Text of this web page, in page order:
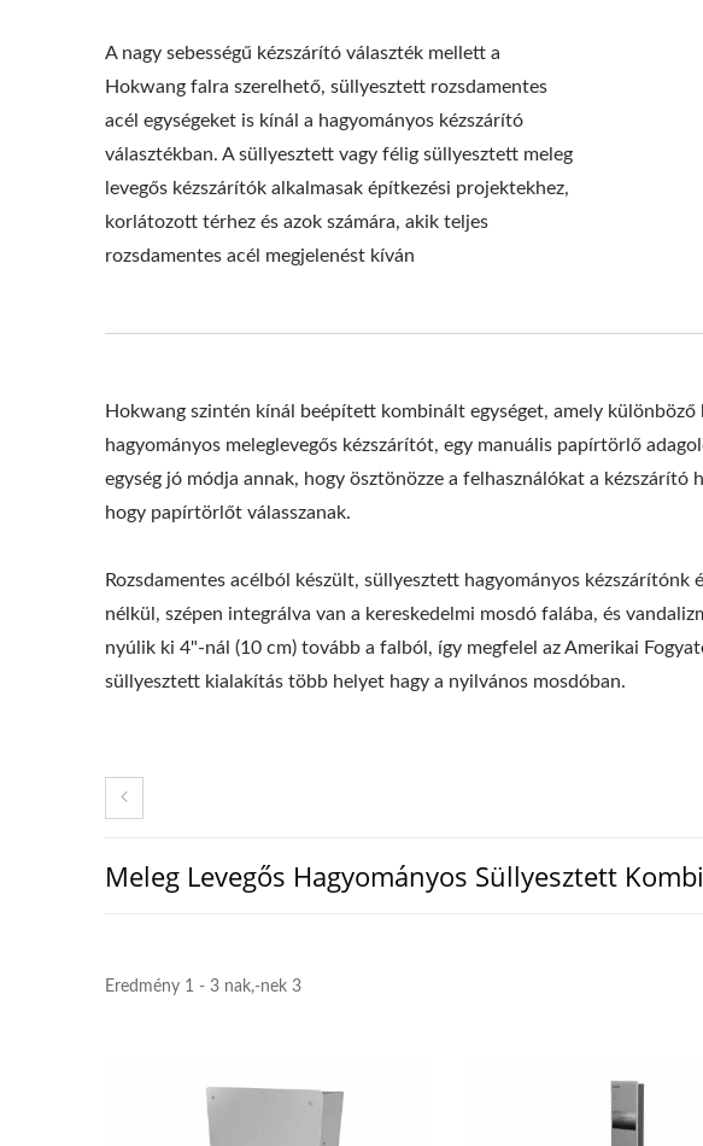
A nagy sebességű kézszárító választék mellett a
Hokwang falra szerelhető, süllyesztett rozsdamentes
acél egységeket is kínál a hagyományos kézszárító
választékban. A süllyesztett vagy félig süllyesztett meleg
levegős kézszárítók alkalmasak építkezési projektekhez,
korlátozott térhez és azok számára, akik teljes
rozsdamentes acél megjelenést kíván
Hokwang szintén kínál beépített kombinált egységet, amely
hagyományos meleglevegős kézszárítót, egy manuális papírtörlő
egység jó módja annak, hogy ösztönözze a felhasználókat a kézszárító
hogy papírtörlőt válasszanak.
Rozsdamentes acélból készült, süllyesztett hagyományos kézszárítónk
nélkül, szépen integrálva van a kereskedelmi mosdó falába, és
nyúlik ki 4"-nál (10 cm) tovább a falból, így megfelel az Amerikai
süllyesztett kialakítás több helyet hagy a nyilvános mosdóban.
Meleg Levegős Hagyományos Süllyesztett
Eredmény 1 - 3 nak,-nek 3